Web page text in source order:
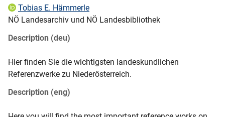
Tobias E. Hämmerle
NÖ Landesarchiv und NÖ Landesbibliothek
Description (deu)
Hier finden Sie die wichtigsten landeskundlichen
Referenzwerke zu Niederösterreich.
Description (eng)